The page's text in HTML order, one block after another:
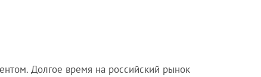
Долгое время на российский рынок